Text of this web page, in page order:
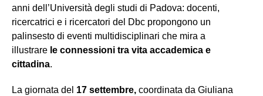
anni dell’Università degli studi di Padova: docenti,
ricercatrici e i ricercatori del Dbc propongono un
palinsesto di eventi multidisciplinari che mira a
illustrare le connessioni tra vita accademica e
cittadina.
La giornata del 17 settembre, coordinata da Giuliana